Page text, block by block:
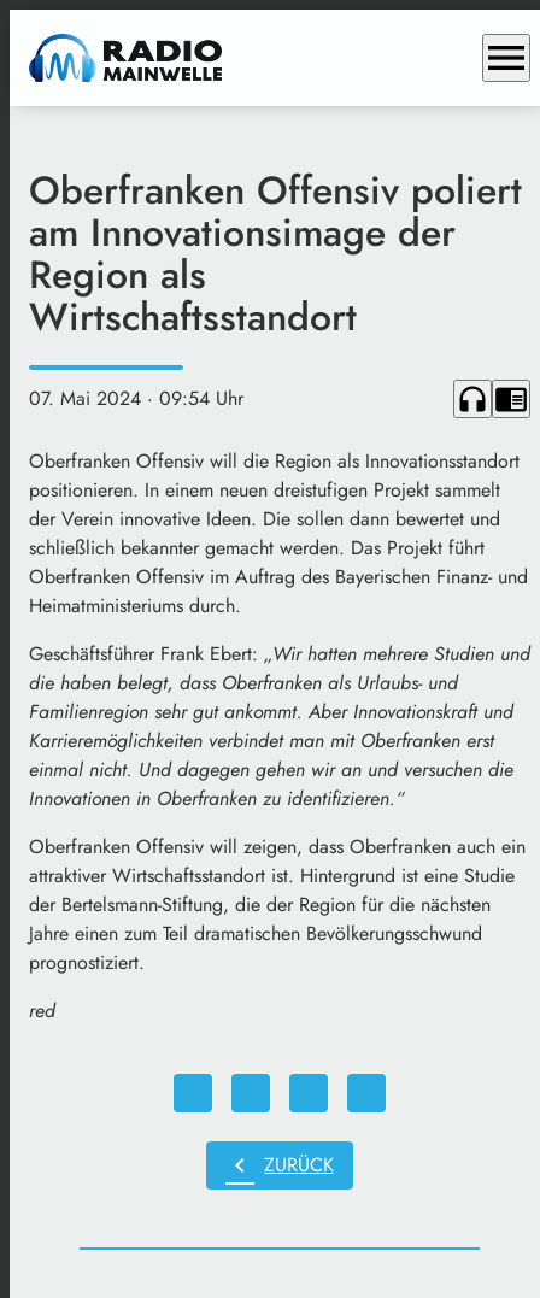
menu
Oberfranken Offensiv poliert
am Innovationsimage der
Region als
Wirtschaftsstandort
07. Mai 2024 · 09:54 Uhr headphones chrome_reader_mode
Oberfranken Offensiv will die Region als Innovationsstandort
positionieren. In einem neuen dreistufigen Projekt sammelt
der Verein innovative Ideen. Die sollen dann bewertet und
schließlich bekannter gemacht werden. Das Projekt führt
Oberfranken Offensiv im Auftrag des Bayerischen Finanz- und
Heimatministeriums durch.
Geschäftsführer Frank Ebert: „Wir hatten mehrere Studien und
die haben belegt, dass Oberfranken als Urlaubs- und
Familienregion sehr gut ankommt. Aber Innovationskraft und
Karrieremöglichkeiten verbindet man mit Oberfranken erst
einmal nicht. Und dagegen gehen wir an und versuchen die
Innovationen in Oberfranken zu identifizieren.“
Oberfranken Offensiv will zeigen, dass Oberfranken auch ein
attraktiver Wirtschaftsstandort ist. Hintergrund ist eine Studie
der Bertelsmann-Stiftung, die der Region für die nächsten
Jahre einen zum Teil dramatischen Bevölkerungsschwund
prognostiziert.
red
chevron_left ZURÜCK